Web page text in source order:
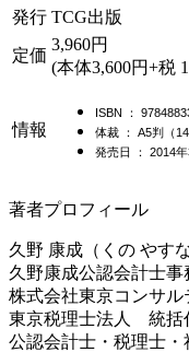
発行 TCG出版
定価
3,960円
(本体3,600円+税
情報
ISBN ：
体裁 ： A5判（
発売日 ： 2014年
著者プロフィール
久野 康成（くの やすな
久野康成公認会計士
株式会社東京コンサ
東京税理士法人 統括
公認会計士・税理士